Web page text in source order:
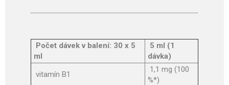
Počet dávek v balení: 30 x 5
ml
5 ml (1
dávka)
vitamín B1
1,1 mg (100
%*)